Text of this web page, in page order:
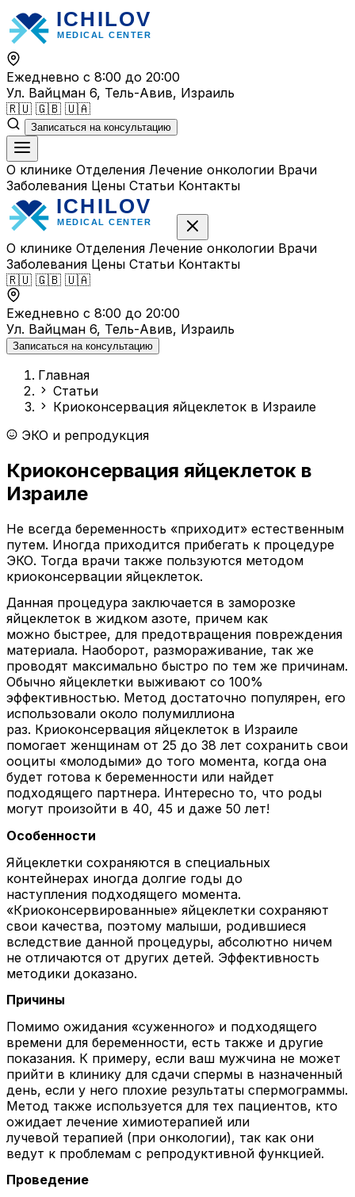
Перейти
к
содержимому
Ежедневно с 8:00 до 20:00
Ул. Вайцман 6, Тель-Авив, Израиль
🇷🇺 🇬🇧 🇺🇦
Записаться на консультацию
О клинике Отделения Лечение онкологии Врачи
Заболевания Цены Статьи Контакты
О клинике Отделения Лечение онкологии Врачи
Заболевания Цены Статьи Контакты
🇷🇺 🇬🇧 🇺🇦
Ежедневно с 8:00 до 20:00
Ул. Вайцман 6, Тель-Авив, Израиль
Записаться на консультацию
Главная
Статьи
Криоконсервация яйцеклеток в Израиле
ЭКО и репродукция
Криоконсервация яйцеклеток в
Израиле
Не всегда беременность «приходит» естественным
путем. Иногда приходится прибегать к процедуре
ЭКО. Тогда врачи также пользуются методом
криоконсервации яйцеклеток.
Данная процедура заключается в заморозке
яйцеклеток в жидком азоте, причем как
можно быстрее, для предотвращения повреждения
материала. Наоборот, размораживание, так же
проводят максимально быстро по тем же причинам.
Обычно яйцеклетки выживают со 100%
эффективностью. Метод достаточно популярен, его
использовали около полумиллиона
раз. Криоконсервация яйцеклеток в Израиле
помогает женщинам от 25 до 38 лет сохранить свои
ооциты «молодыми» до того момента, когда она
будет готова к беременности или найдет
подходящего партнера. Интересно то, что роды
могут произойти в 40, 45 и даже 50 лет!
Особенности
Яйцеклетки сохраняются в специальных
контейнерах иногда долгие годы до
наступления подходящего момента.
«Криоконсервированные» яйцеклетки сохраняют
свои качества, поэтому малыши, родившиеся
вследствие данной процедуры, абсолютно ничем
не отличаются от других детей. Эффективность
методики доказано.
Причины
Помимо ожидания «суженного» и подходящего
времени для беременности, есть также и другие
показания. К примеру, если ваш мужчина не может
прийти в клинику для сдачи спермы в назначенный
день, если у него плохие результаты спермограммы.
Метод также используется для тех пациентов, кто
ожидает лечение химиотерапией или
лучевой терапией (при онкологии), так как они
ведут к проблемам с репродуктивной функцией.
Проведение